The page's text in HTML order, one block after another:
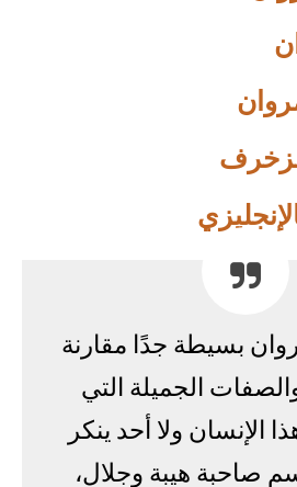
بسيطة جدًا مقارنة
الجميلة التي
الإنسان ولا أحد ينكر
صاحبة هيبة وجلال،